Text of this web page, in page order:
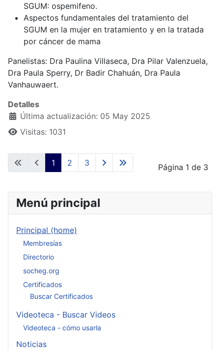
SGUM: ospemifeno.
Aspectos fundamentales del tratamiento del
SGUM en la mujer en tratamiento y en la tratada
por cáncer de mama
Panelistas: Dra Paulina Villaseca, Dra Pilar Valenzuela,
Dra Paula Sperry, Dr Badir Chahuán, Dra Paula
Vanhauwaert.
Detalles
Última actualización: 05 May 2025
Visitas: 1031
Página 1 de 3
1 2 3
Menú principal
Principal (home)
Membresías
Directorio
socheg.org
Certificados
Buscar Certificados
Videoteca - Buscar Videos
Videoteca - cómo usarla
Noticias